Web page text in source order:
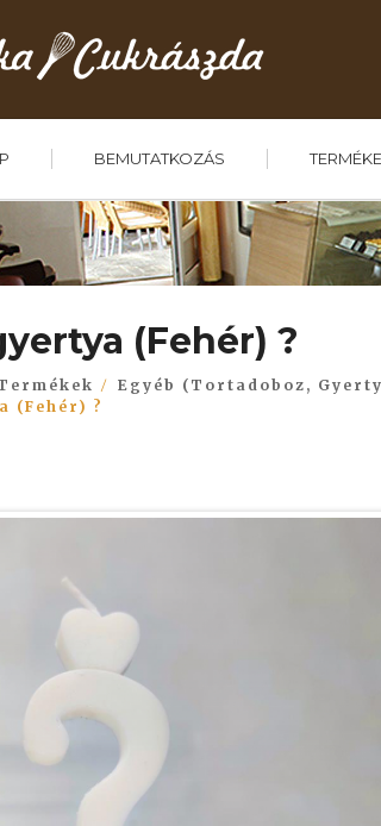
BEMUTATKOZÁS
(Fehér) ?
Egyéb (Tortadoboz,
(Fehér) ?